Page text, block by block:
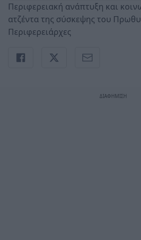
Περιφερειακή ανάπτυξη και
ατζέντα της σύσκεψης του
Περιφερειάρχες